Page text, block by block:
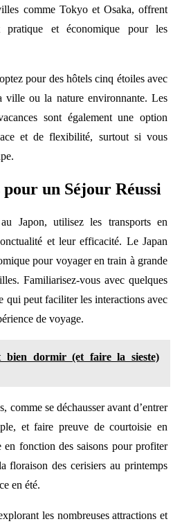
comme Tokyo et Osaka, offrent
pratique et économique pour les
pour des hôtels cinq étoiles avec
ville ou la nature environnante. Les
sont également une option
et de flexibilité, surtout si vous
un Séjour Réussi
Japon, utilisez les transports en
et leur efficacité. Le Japan
pour voyager en train à grande
Familiarisez-vous avec quelques
qui peut faciliter les interactions avec
de voyage.
bien dormir (et faire la sieste)
comme se déchausser avant d’entrer
et faire preuve de courtoisie en
fonction des saisons pour profiter
floraison des cerisiers au printemps
en été.
les nombreuses attractions et